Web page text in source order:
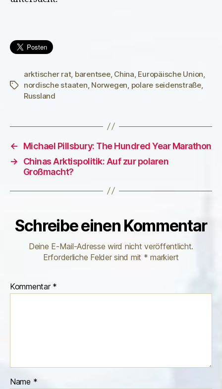
Schlagwörter
arktischer rat, barentsee, China Europäische Union
nordische staaten Norwegen polare seidenstraße,
Russland
←
Michael Pillsbury: The Hundred Year Marathon
→
Chinas Arktispolitik: Auf zur polaren
Großmacht?
Schreibe einen Kommentar
Deine E-Mail-Adresse wird nicht veröffentlicht.
Erforderliche Felder sind mit * markiert
Kommentar *
Name *